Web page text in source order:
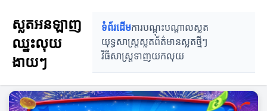
ស្លតអនឡាញ
ឈ្នះលុយ
ងាយៗ
ទំព័រដើមការបណ្តុះបណ្តាលស្លត
យុទ្ធសាស្ត្រស្លតព័ត៌មានស្លតថ្មីៗ
វិធីសាស្ត្រទាញយកលុយ